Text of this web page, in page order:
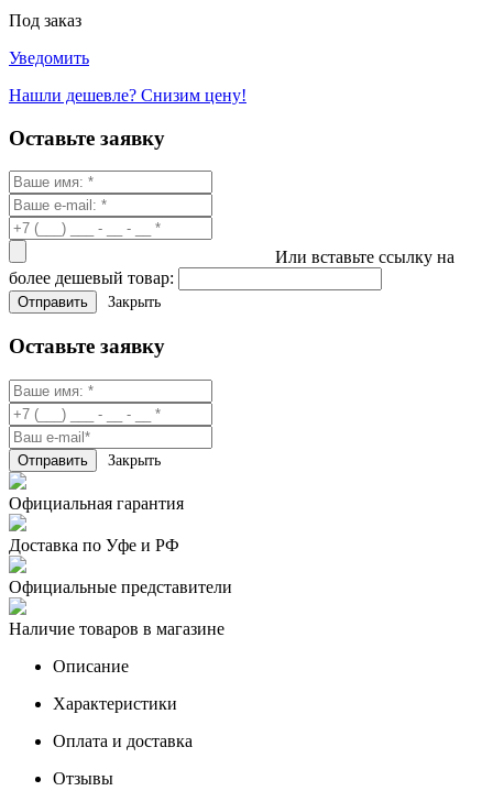
Под заказ
Уведомить
Нашли дешевле? Снизим цену!
Оставьте заявку
Или вставьте ссылку на
более дешевый товар:
Закрыть
Оставьте заявку
Закрыть
Официальная гарантия
Доставка по Уфе и РФ
Официальные представители
Наличие товаров в магазине
Описание
Характеристики
Оплата и доставка
Отзывы